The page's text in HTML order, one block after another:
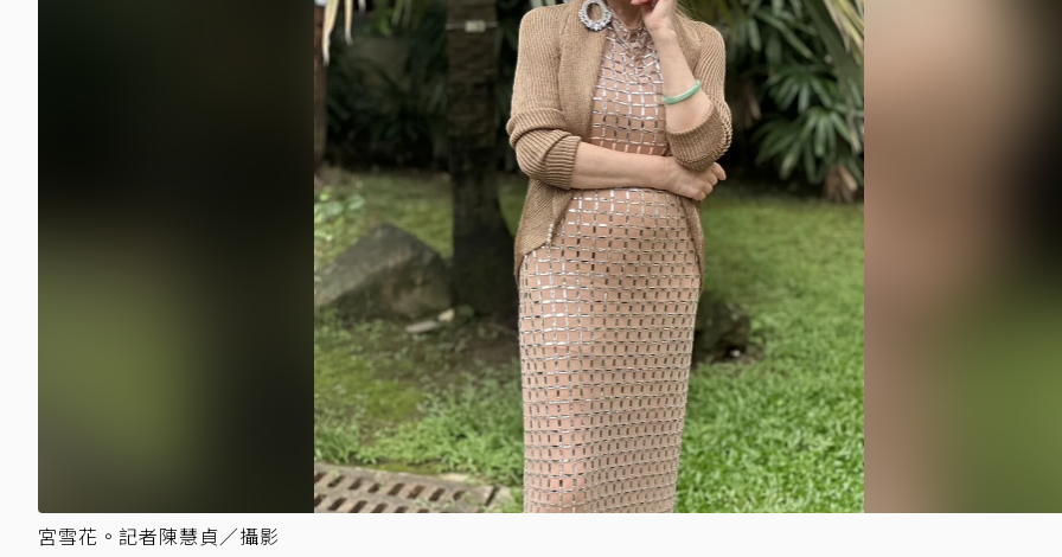
宮雪花。記者陳慧貞／攝影